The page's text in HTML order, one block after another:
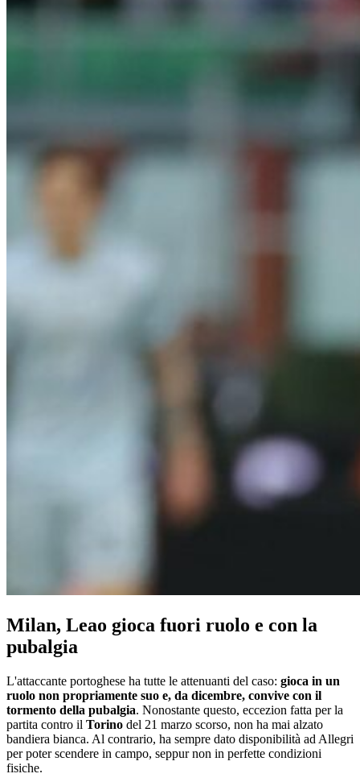
Milan, Leao gioca fuori ruolo e con la
pubalgia
L'attaccante portoghese ha tutte le attenuanti del caso: gioca in un
ruolo non propriamente suo e, da dicembre, convive con il
tormento della pubalgia. Nonostante questo, eccezion fatta per la
partita contro il Torino del 21 marzo scorso, non ha mai alzato
bandiera bianca. Al contrario, ha sempre dato disponibilità ad Allegri
per poter scendere in campo, seppur non in perfette condizioni
fisiche.